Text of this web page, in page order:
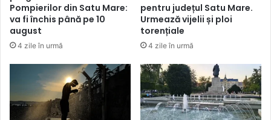
Pompierilor din Satu Mare:
va fi închis până pe 10
august
4 zile în urmă
pentru județul Satu Mare.
Urmează vijelii și ploi
torențiale
4 zile în urmă